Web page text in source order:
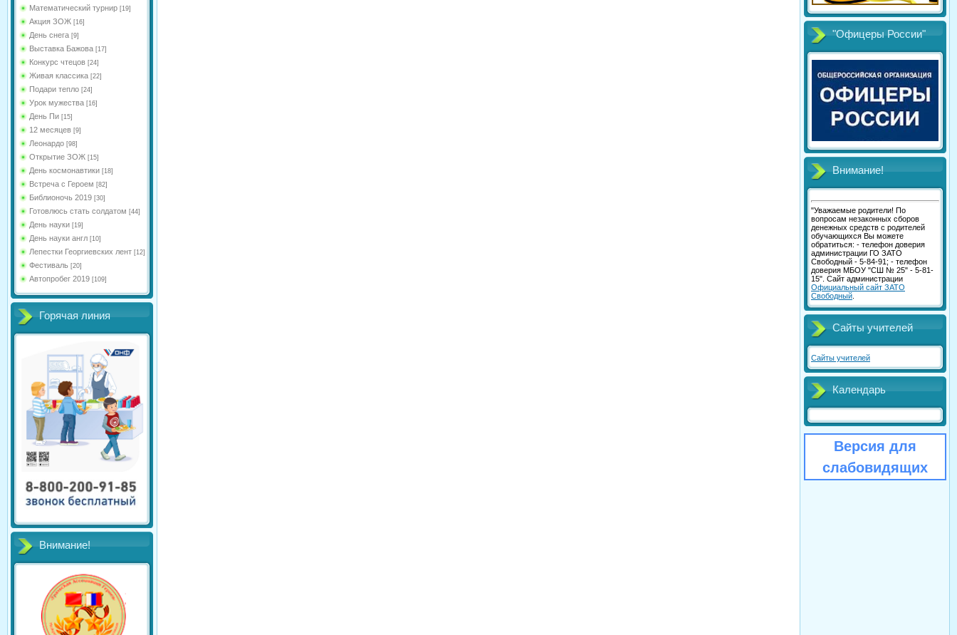
Математический турнир [19]
Акция ЗОЖ [16]
День снега [9]
Выставка Бажова [17]
Конкурс чтецов [24]
Живая классика [22]
Подари тепло [24]
Урок мужества [16]
День Пи [15]
12 месяцев [9]
Леонардо [98]
Открытие ЗОЖ [15]
День космонавтики [18]
Встреча с Героем [82]
Библионочь 2019 [30]
Готовлюсь стать солдатом [44]
День науки [19]
День науки англ [10]
Лепестки Георгиевских лент [12]
Фестиваль [20]
Автопробег 2019 [109]
Горячая линия
Внимание!
"Офицеры России"
Внимание!
"Уважаемые родители! По
вопросам незаконных сборов
денежных средств с родителей
обучающихся Вы можете
обратиться: - телефон доверия
администрации ГО ЗАТО
Свободный - 5-84-91; - телефон
доверия МБОУ "СШ № 25" - 5-81-
15". Сайт администрации
Официальный сайт ЗАТО
Свободный
Сайты учителей
Сайты учителей
Календарь
Версия для
слабовидящих